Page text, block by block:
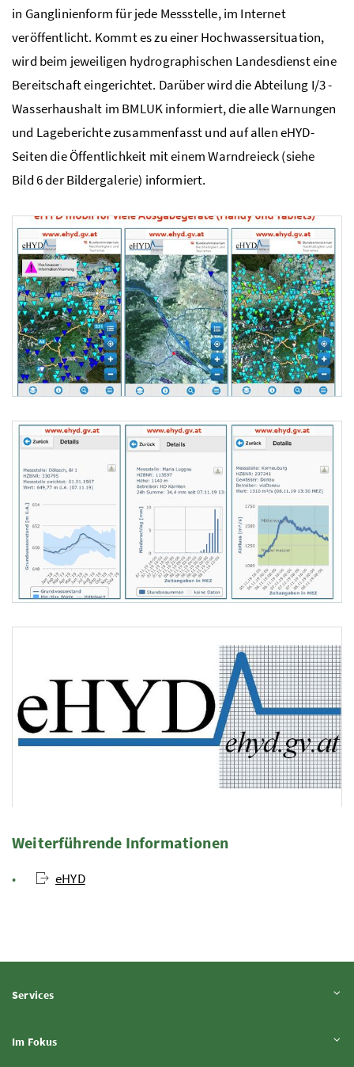
in Ganglinienform für jede Messstelle, im Internet
veröffentlicht. Kommt es zu einer Hochwassersituation,
wird beim jeweiligen hydrographischen Landesdienst eine
Bereitschaft eingerichtet. Darüber wird die Abteilung I/3-
Wasserhaushalt im BMLUKinformiert, die alle Warnungen
und Lageberichte zusammenfasst und auf alleneHYD-
Seiten die Öffentlichkeit mit einem Warndreieck (siehe
Bild 6 der Bildergalerie) informiert.
eHYD_Mobil die Oberfläche. Neben der gewohnten Desktopversion
eHYD_Mobil aktuelle Daten hydrographischer Messstellen in
Logo eHYD
Weiterführende Informationen
eHYD
ServicesInhalt aufklappen
Im FokusInhalt aufklappen